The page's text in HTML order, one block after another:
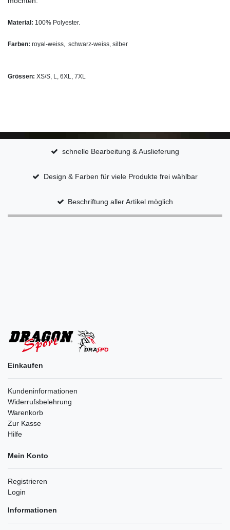
Material: 100% Polyester.
Farben: royal-weiss, schwarz-weiss, silber
Grössen: XS/S, L, 6XL, 7XL
schnelle Bearbeitung & Auslieferung
Design & Farben für viele Produkte frei wählbar
Beschriftung aller Artikel möglich
Einkaufen
Kundeninformationen
Widerrufsbelehrung
Warenkorb
Zur Kasse
Hilfe
Mein Konto
Registrieren
Login
Informationen